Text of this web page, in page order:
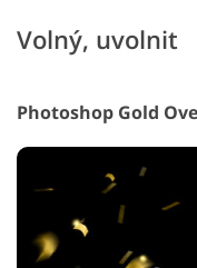
Volný, uvolnit
Photoshop Gold